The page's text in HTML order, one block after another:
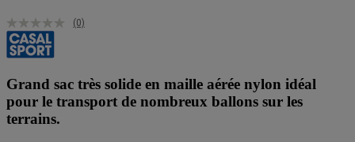
(0)
Grand sac très solide en maille aérée nylon idéal
pour le transport de nombreux ballons sur les
terrains.